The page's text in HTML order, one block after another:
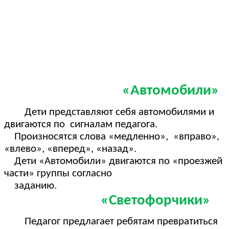
«Автомобили»
Дети представляют себя автомобилями и
двигаются по сигналам педагога.
Произносятся слова «медленно», «вправо»,
«влево», «вперед», «назад».
Дети «Автомобили» двигаются по «проезжей
части» группы согласно
заданию.
«Светофорчики»
Педагог предлагает ребятам превратиться